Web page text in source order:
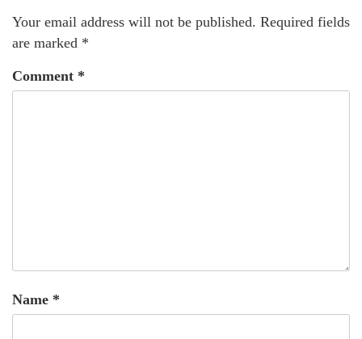
Your email address will not be published. Required fields
are marked *
Comment *
Name *